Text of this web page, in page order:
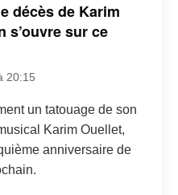
décès de Karim
s’ouvre sur ce
20:15
un tatouage de son
Karim Ouellet,
anniversaire de